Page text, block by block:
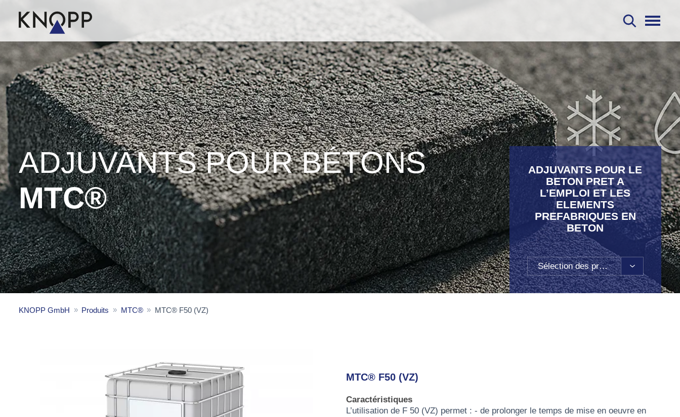
ADJUVANTS POUR BÉTONS
MTC®
ADJUVANTS POUR LE
BETON PRET A
L’EMPLOI ET LES
ELEMENTS
PREFABRIQUES EN
BETON
Sélection des produits
KNOPP GmbH Produits MTC® MTC® F50 (VZ)
MTC® F50 (VZ)
Caractéristiques
L’utilisation de F 50 (VZ) permet : - de prolonger le temps de mise en oeuvre en